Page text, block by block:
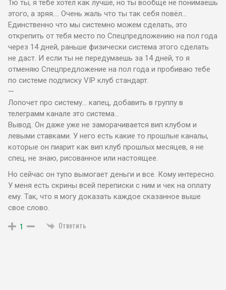
Тю ты, я тебе хотел как лучше, но ты вообще не понимаешь
этого, а зряя…. Очень жаль что ты так себя повёл…
Единственно что мы системно можем сделать, это
открепить от тебя место по Спецпредложению на пол года
через 14 дней, раньше физически система этого сделать
не даст. И если ты не передумаешь за 14 дней, то я
отменяю Спецпредложение на пол года и пробиваю тебе
по системе подписку VIP клуб стандарт.
—
Лопочет про систему… капец, добавить в группу в
телеграмм канале это система…
Вывод. Он даже уже не заморачивается вип клубом и
левыми ставками. У него есть какие то прошлые каналы,
которые он пиарит как вип клуб прошлых месяцев, я не
спец, не знаю, рисованное или настоящее.
Но сейчас он тупо вымогает деньги и все. Кому интересно.
У меня есть скрины всей переписки с ним и чек на оплату
ему. Так, что я могу доказать каждое сказанное выше
свое слово.
1 Ответить